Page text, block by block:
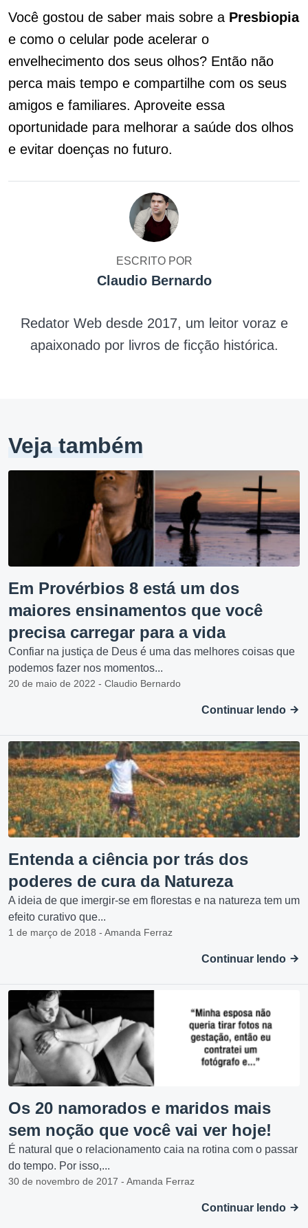
Você gostou de saber mais sobre a Presbiopia
e como o celular pode acelerar o
envelhecimento dos seus olhos? Então não
perca mais tempo e compartilhe com os seus
amigos e familiares. Aproveite essa
oportunidade para melhorar a saúde dos olhos
e evitar doenças no futuro.
ESCRITO POR
Claudio Bernardo
Redator Web desde 2017, um leitor voraz e
apaixonado por livros de ficção histórica.
Veja também
Em Provérbios 8 está um dos
maiores ensinamentos que você
precisa carregar para a vida
Confiar na justiça de Deus é uma das melhores coisas que
podemos fazer nos momentos...
20 de maio de 2022 - Claudio Bernardo
Continuar lendo
Entenda a ciência por trás dos
poderes de cura da Natureza
A ideia de que imergir-se em florestas e na natureza tem um
efeito curativo que...
1 de março de 2018 - Amanda Ferraz
Continuar lendo
Os 20 namorados e maridos mais
sem noção que você vai ver hoje!
É natural que o relacionamento caia na rotina com o passar
do tempo. Por isso,...
30 de novembro de 2017 - Amanda Ferraz
Continuar lendo